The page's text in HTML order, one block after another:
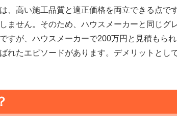
、高い施工品質と適正価格を両立できる点で
ません。そのため、ハウスメーカーと同じグ
すが、ハウスメーカーで200万円と見積もら
れたエピソードがあります。デメリットとし